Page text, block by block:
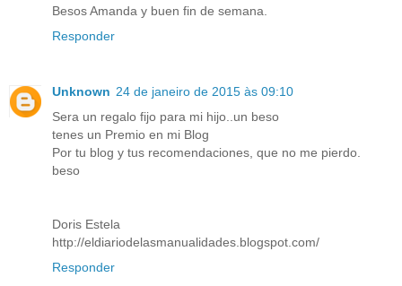
Besos Amanda y buen fin de semana.
Responder
Unknown 24 de janeiro de 2015 às 09:10
Sera un regalo fijo para mi hijo..un beso
tenes un Premio en mi Blog
Por tu blog y tus recomendaciones, que no me pierdo.
beso
Doris Estela
http://eldiariodelasmanualidades.blogspot.com/
Responder